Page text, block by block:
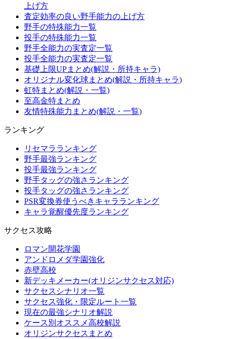
上げ方
査定効率の良い野手能力の上げ方
野手の特殊能力一覧
投手の特殊能力一覧
野手全能力の実査定一覧
投手全能力の実査定一覧
基礎上限UPまとめ(解説・所持キャラ)
オリジナル変化球まとめ(解説・所持キャラ)
虹特まとめ(解説・一覧)
至高金特まとめ
友情特殊能力まとめ(解説・一覧)
ランキング
リセマラランキング
野手最強ランキング
投手最強ランキング
野手タッグの強さランキング
投手タッグの強さランキング
PSR変換券使うべきキャラランキング
キャラ覚醒優先度ランキング
サクセス攻略
ロマン開花学園
アンドロメダ学園強化
赤壁高校
新デッキメーカー(オリジンサクセス対応)
サクセスシナリオ一覧
サクセス強化・限定ルート一覧
現在の最強シナリオ解説
ケース別オススメ高校解説
オリジンサクセスまとめ